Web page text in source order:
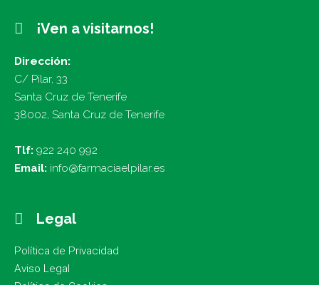
¡Ven a visitarnos!
Dirección:
C/ Pilar, 33
Santa Cruz de Tenerife
38002, Santa Cruz de Tenerife
Tlf: 922 240 992
Email: info@farmaciaelpilar.es
Legal
Política de Privacidad
Aviso Legal